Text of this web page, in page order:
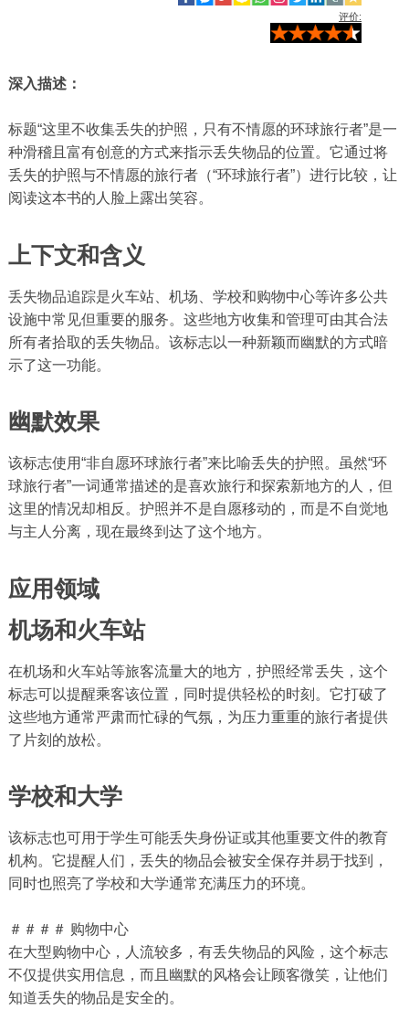
评价:
深入描述：
标题“这里不收集丢失的护照，只有不情愿的环球旅行者”是一
种滑稽且富有创意的方式来指示丢失物品的位置。它通过将
丢失的护照与不情愿的旅行者（“环球旅行者”）进行比较，让
阅读这本书的人脸上露出笑容。
上下文和含义
丢失物品追踪是火车站、机场、学校和购物中心等许多公共
设施中常见但重要的服务。这些地方收集和管理可由其合法
所有者拾取的丢失物品​​。该标志以一种新颖而幽默的方式暗
示了这一功能。
幽默效果
该标志使用“非自愿环球旅行者”来比喻丢失的护照。虽然“环
球旅行者”一词通常描述的是喜欢旅行和探索新地方的人，但
这里的情况却相反。护照并不是自愿移动的，而是不自觉地
与主人分离，现在最终到达了这个地方。
应用领域
机场和火车站
在机场和火车站等旅客流量大的地方，护照经常丢失，这个
标志可以提醒乘客该位置，同时提供轻松的时刻。它打破了
这些地方通常严肃而忙碌的气氛，为压力重重的旅行者提供
了片刻的放松。
学校和大学
该标志也可用于学生可能丢失身份证或其他重要文件的教育
机构。它提醒人们，丢失的物品会被安全保存并易于找到，
同时也照亮了学校和大学通常充满压力的环境。
＃＃＃＃ 购物中心
在大型购物中心，人流较多，有丢失物品的风险，这个标志
不仅提供实用信息，而且幽默的风格会让顾客微笑，让他们
知道丢失的物品是安全的。